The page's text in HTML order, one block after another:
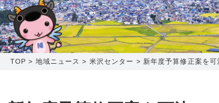
Q&A
センター情報
〒992-0044
山形県米沢市春日四丁目2-75
0238-24-2525
営業時間 9:00～18:00
〒960-8252
福島県福島市御山字一本松17-1-
1
0120-173-577
営業時間 9:15～18:00
TOP > 地域ニュース > 米沢センター > 新年度予算修正案を可